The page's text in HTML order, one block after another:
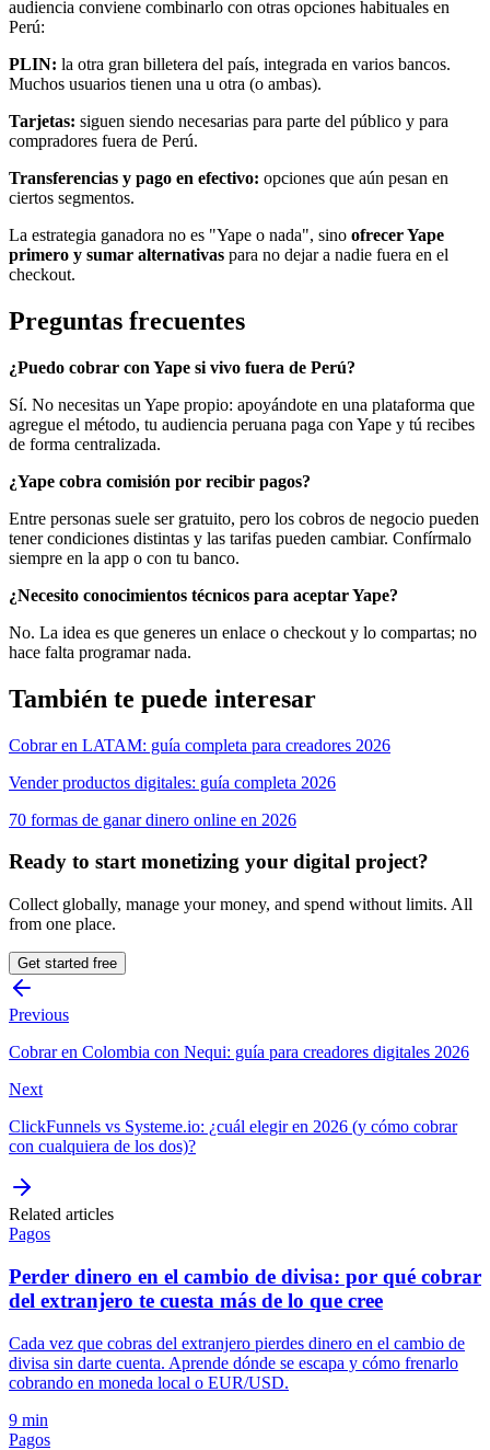
audiencia conviene combinarlo con otras opciones habituales en
Perú:
PLIN: la otra gran billetera del país, integrada en varios bancos.
Muchos usuarios tienen una u otra (o ambas).
Tarjetas: siguen siendo necesarias para parte del público y para
compradores fuera de Perú.
Transferencias y pago en efectivo: opciones que aún pesan en
ciertos segmentos.
La estrategia ganadora no es "Yape o nada", sino ofrecer Yape
primero y sumar alternativas para no dejar a nadie fuera en el
checkout.
Preguntas frecuentes
¿Puedo cobrar con Yape si vivo fuera de Perú?
Sí. No necesitas un Yape propio: apoyándote en una plataforma que
agregue el método, tu audiencia peruana paga con Yape y tú recibes
de forma centralizada.
¿Yape cobra comisión por recibir pagos?
Entre personas suele ser gratuito, pero los cobros de negocio pueden
tener condiciones distintas y las tarifas pueden cambiar. Confírmalo
siempre en la app o con tu banco.
¿Necesito conocimientos técnicos para aceptar Yape?
No. La idea es que generes un enlace o checkout y lo compartas; no
hace falta programar nada.
También te puede interesar
Cobrar en LATAM: guía completa para creadores 2026
Vender productos digitales: guía completa 2026
70 formas de ganar dinero online en 2026
Ready to start monetizing your digital project?
Collect globally, manage your money, and spend without limits. All
from one place.
Get started free
Previous
Cobrar en Colombia con Nequi: guía para creadores digitales 2026
Next
ClickFunnels vs Systeme.io: ¿cuál elegir en 2026 (y cómo cobrar
con cualquiera de los dos)?
Related articles
Pagos
Perder dinero en el cambio de divisa: por qué cobrar
del extranjero te cuesta más de lo que cree
Cada vez que cobras del extranjero pierdes dinero en el cambio de
divisa sin darte cuenta. Aprende dónde se escapa y cómo frenarlo
cobrando en moneda local o EUR/USD.
9 min
Pagos